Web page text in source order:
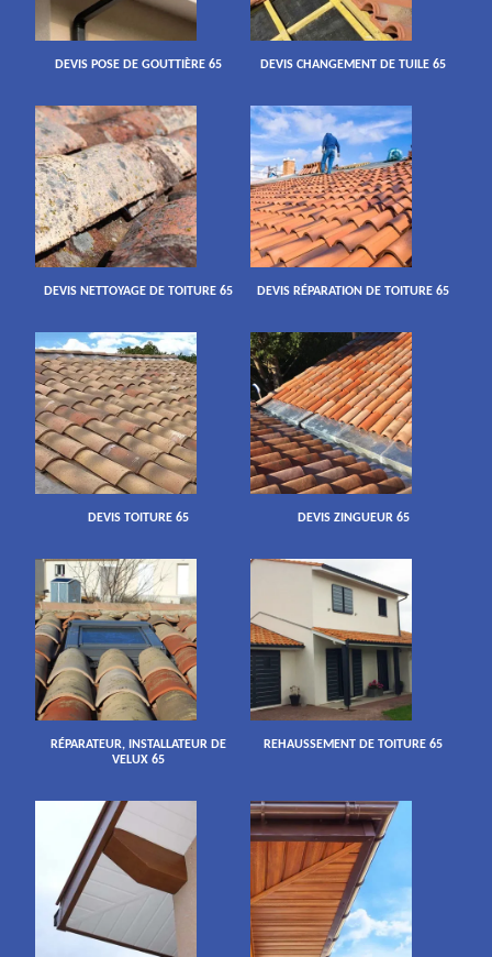
DEVIS POSE DE GOUTTIÈRE 65 DEVIS CHANGEMENT DE TUILE 65
DEVIS NETTOYAGE DE TOITURE 65 DEVIS RÉPARATION DE TOITURE 65
DEVIS TOITURE 65 DEVIS ZINGUEUR 65
RÉPARATEUR, INSTALLATEUR DE
VELUX 65
REHAUSSEMENT DE TOITURE 65